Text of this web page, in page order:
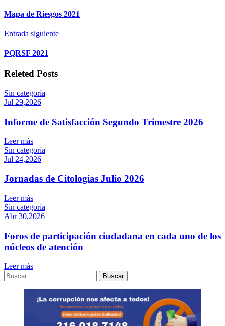
Mapa de Riesgos 2021
Entrada siguiente
PQRSF 2021
Releted Posts
Sin categoría
Jul 29,2026
Informe de Satisfacción Segundo Trimestre 2026
Leer más
Sin categoría
Jul 24,2026
Jornadas de Citologías Julio 2026
Leer más
Sin categoría
Abr 30,2026
Foros de participación ciudadana en cada uno de los
núcleos de atención
Leer más